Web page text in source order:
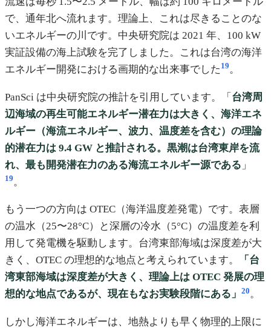
で、通年北へ流れます。理論上、これは尽きることのな
いエネルギーの川です。中央研究院は 2021 年、100 kW
実証設備の海上試験を完了しました。これは台湾の海洋
エネルギー開発における画期的な出来事でした 19。
PanSci は中央研究院の推計を引用しています。「 台湾周
辺海域の再生可能エネルギー潜在力は大きく、海洋エネ
ルギー（海流エネルギー、波力、温度差を含む）の理論
的潜在力は 9.4 GW と推計される。黒潮は台湾東岸を流
れ、最も開発潜在力のある海流エネルギー源である 」
19 。
もう一つの方向は OTEC（海洋温度差発電）です。表層
の温水（25〜28°C）と深層の冷水（5°C）の温度差を利
用して発電機を駆動します。台湾東部海域は深度差が大
きく、OTEC の理想的な地点と考えられています。
「台
湾東部海域は深度差が大きく、理論上は OTEC 発展の理
想的な地点であるが、現在もなお実験段階にある」
20。
しかし海洋エネルギーは、地熱よりも早く物理的上限に